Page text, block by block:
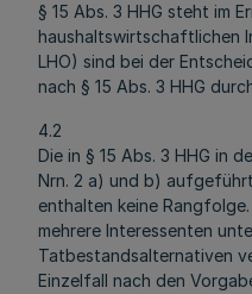
§ 15 Abs. 3 HHG steht im
haushaltswirtschaftlichen
LHO) sind bei der
nach § 15 Abs. 3 HHG
4.2
Die in § 15 Abs. 3 HHG in
Nrn. 2 a) und b)
enthalten keine
mehrere Interessenten
Tatbestandsalternativen
Einzelfall nach den